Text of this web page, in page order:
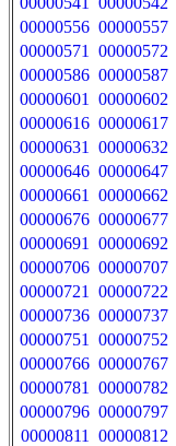
00000556 00000557
00000571
00000572
00000586 00000587
00000601
00000602
00000616 00000617
00000631
00000632
00000646 00000647
00000661
00000662
00000676 00000677
00000691
00000692
00000706 00000707
00000721
00000722
00000736 00000737
00000751
00000752
00000766 00000767
00000781
00000782
00000796 00000797
00000811
00000812